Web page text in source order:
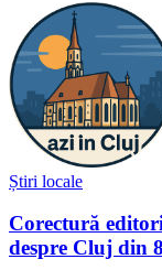
Știri locale
Corectură
despre Cluj din